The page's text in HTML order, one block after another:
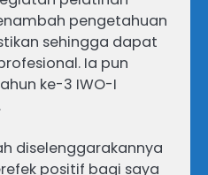
pengetahuan
sehingga dapat
Ia pun
ke-3 IWO-I
diselenggarakannya
positif bagi saya